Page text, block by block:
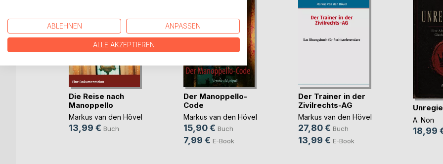
Die Reise nach
Manoppello
Markus van den Hövel
13,99 € Buch
Der Manoppello-
Code
Markus van den Hövel
15,90 € Buch
7,99 € E-Book
Der Trainer in der
Zivilrechts-AG
Markus van den Hövel
27,80 € Buch
13,99 € E-Book
A. Non
18,99
ABLEHNEN ANPASSEN
ALLE AKZEPTIEREN